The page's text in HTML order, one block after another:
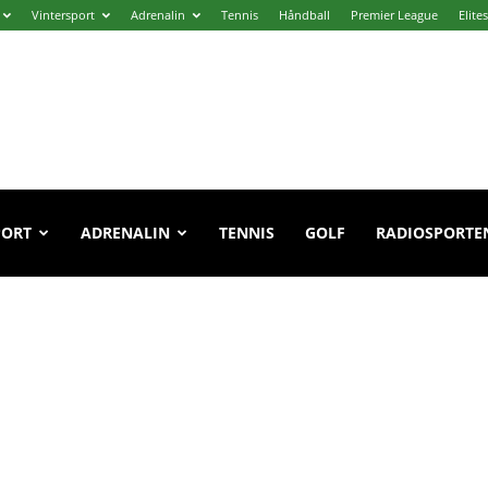
Vintersport Adrenalin Tennis Håndball Premier League
ADRENALIN TENNIS GOLF